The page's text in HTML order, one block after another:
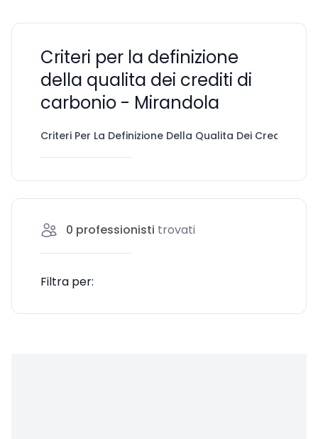
Criteri per la definizione
della qualita dei crediti di
carbonio - Mirandola
Criteri Per La Definizione Della Qualita Dei Crediti Di
0 professionisti trovati
Filtra per: